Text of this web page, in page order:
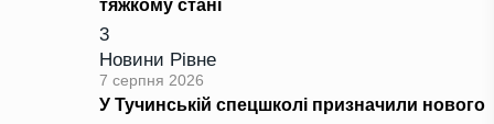
тяжкому стані
3
Новини Рівне
7 серпня 2026
У Тучинській спецшколі призначили нового